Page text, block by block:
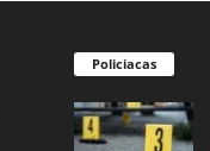
Policiacas